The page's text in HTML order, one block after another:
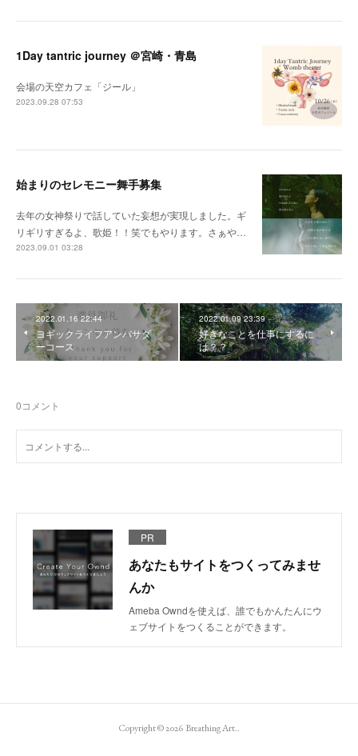
1Day tantric journey ＠宮崎・青島
会場の天空カフェ「ジール」
2023.09.28 07:53
始まりのセレモニー舞手募集
去年の女神祭りで話していた妄想が実現しました。ギ
リギリすぎるよ、歌姫！！笑でもやります。さぁや…
2023.09.01 03:28
2022.01.16 22:44
ヨギックライフアンバサダ
ーコース
2022.01.09 23:39
好きなことを仕事にするに
は？？
0コメント
PR
あなたもサイトをつくってみませ
んか
Ameba Owndを使えば、誰でもかんたんにウ
ェブサイトをつくることができます。
Copyright ©2026 Breathing Art..